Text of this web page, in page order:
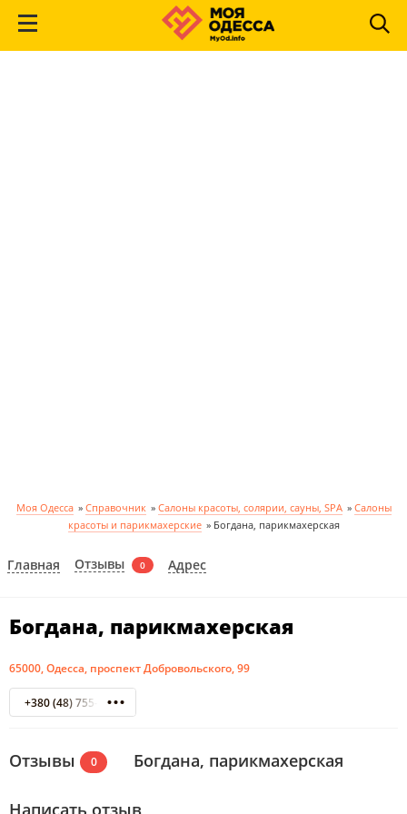
Моя Одесса » Справочник » Салоны красоты, солярии, сауны, SPA » Салоны
красоты и парикмахерские » Богдана, парикмахерская
Главная Отзывы 0 Адрес
Богдана, парикмахерская
65000, Одесса, проспект Добровольского, 99
+380 (48) 755-44-62
Отзывы 0 Богдана, парикмахерская